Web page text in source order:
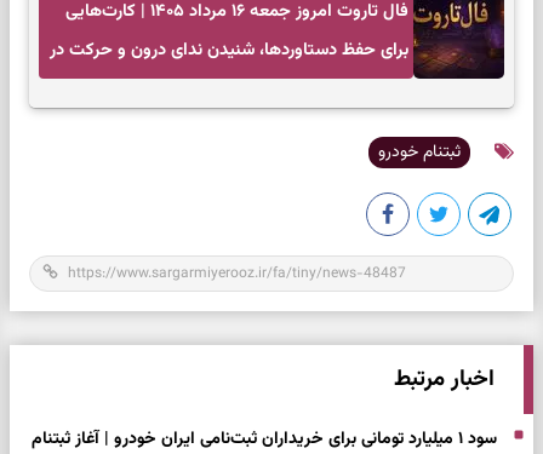
فال تاروت امروز جمعه ۱۶ مرداد ۱۴۰۵ | کارت‌هایی
برای حفظ دستاوردها، شنیدن ندای درون و حرکت در
ثبتنام خودرو
اخبار مرتبط
سود ۱ میلیارد تومانی برای خریداران ثبت‌نامی ایران خودرو | آغاز ثبتنام